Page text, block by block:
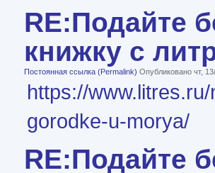
RE:Подайте
книжку с
Постоянная ссылка (Permalink) Опубликовано чт,
https://
gorodke-u-morya/
RE:Подайте